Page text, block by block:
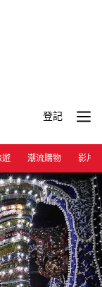
登記
遊 潮流購物 影片